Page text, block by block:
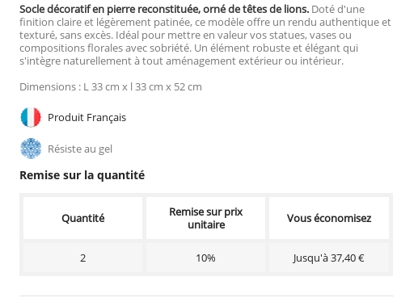
Socle décoratif en pierre reconstituée, orné de têtes de lions. Doté d'une
finition claire et légèrement patinée, ce modèle offre un rendu authentique et
texturé, sans excès. Idéal pour mettre en valeur vos statues, vases ou
compositions florales avec sobriété. Un élément robuste et élégant qui
s'intègre naturellement à tout aménagement extérieur ou intérieur.
Dimensions : L 33 cm x l 33 cm x 52 cm
Produit Français
Résiste au gel
Remise sur la quantité
Quantité
Remise sur prix
unitaire
Vous économisez
2 10% Jusqu'à 37,40 €